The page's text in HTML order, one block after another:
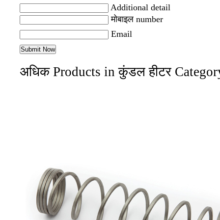
Additional detail
मोबाइल number
Email
अधिक Products in कुंडल हीटर